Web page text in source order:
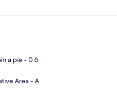
a pie- 0.6
Area- A